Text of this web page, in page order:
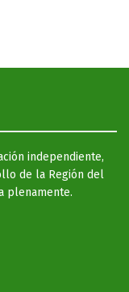
independiente,
de la Región del
plenamente.